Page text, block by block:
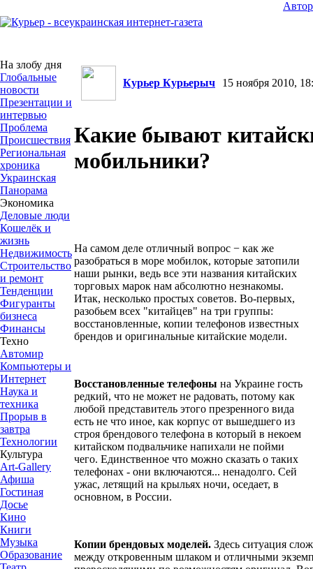
На злобу дня
Глобальные
новости
Презентации и
интервью
Проблема
Происшествия
Региональная
хроника
Украинская
Панорама
Экономика
Деловые люди
Кошелёк и
жизнь
Недвижимость
Строительство
и ремонт
Тенденции
Фигуранты
бизнеса
Финансы
Техно
Автомир
Компьютеры и
Интернет
Наука и
техника
Прорыв в
завтра
Технологии
Культура
Art-Gallery
Афиша
Гостиная
Досье
Кино
Книги
Музыка
Образование
Курьер Курьерыч 15 ноября 2010,
Какие бывают
мобильники?
На самом деле отличный вопрос − как же
разобраться в море мобилок, которые затопили
наши рынки, ведь все эти названия китайских
торговых марок нам абсолютно незнакомы.
Итак, несколько простых советов. Во-первых,
разобьем всех "китайцев" на три группы:
восстановленные, копии телефонов известных
брендов и оригинальные китайские модели.
Восстановленные телефоны на Украине гость
редкий, что не может не радовать, потому как
любой представитель этого презренного вида
есть не что иное, как корпус от вышедшего из
строя брендового телефона в который в некоем
китайском подвальчике напихали не пойми
чего. Единственное что можно сказать о таких
телефонах - они включаются... ненадолго. Сей
ужас, летящий на крыльях ночи, оседает, в
основном, в России.
Копии брендовых моделей. Здесь ситуация
между откровенным шлаком и отличными